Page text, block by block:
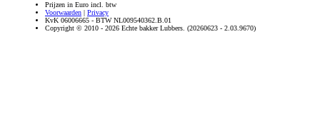
Prijzen in Euro incl. btw
Voorwaarden | Privacy
KvK 06006665 - BTW NL009540362.B.01
Copyright © 2010 - 2026 Echte bakker Lubbers. (20260623 - 2.03.9670)